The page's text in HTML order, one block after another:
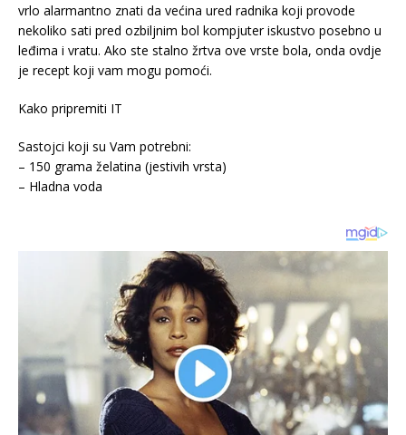
vrlo alarmantno znati da većina ured radnika koji provode
nekoliko sati pred ozbiljnim bol kompjuter iskustvo posebno u
leđima i vratu. Ako ste stalno žrtva ove vrste bola, onda ovdje
je recept koji vam mogu pomoći.
Kako pripremiti IT
Sastojci koji su Vam potrebni:
– 150 grama želatina (jestivih vrsta)
– Hladna voda